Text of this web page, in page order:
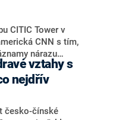
které nejsou
situace bude
by podle
na zemi,
závislá na ni.
CITIC Tower v
CNN s tím,
nárazu
záběrů
York Times
vztahy s
nejdřív
česko-čínské